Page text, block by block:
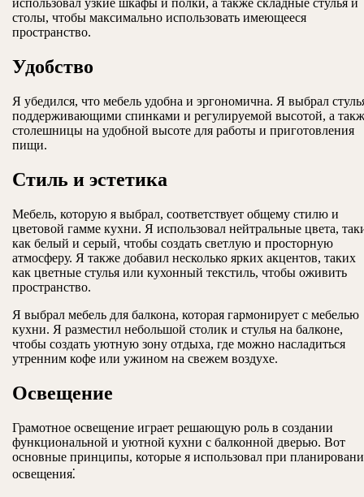
использовал узкие шкафы и полки, а также складные стулья и
столы, чтобы максимально использовать имеющееся
пространство.
Удобство
Я убедился, что мебель удобна и эргономична. Я выбрал
поддерживающими спинками и регулируемой высотой, а
столешницы на удобной высоте для работы и приготовления
пищи.
Стиль и эстетика
Мебель, которую я выбрал, соответствует общему стилю и
цветовой гамме кухни. Я использовал нейтральные цвета,
как белый и серый, чтобы создать светлую и просторную
атмосферу. Я также добавил несколько ярких акцентов, таких
как цветные стулья или кухонный текстиль, чтобы оживить
пространство.
Я выбрал мебель для балкона, которая гармонирует с мебелью
кухни. Я разместил небольшой столик и стулья на балконе,
чтобы создать уютную зону отдыха, где можно насладиться
утренним кофе или ужином на свежем воздухе.
Освещение
Грамотное освещение играет решающую роль в создании
функциональной и уютной кухни с балконной дверью. Вот
основные принципы, которые я использовал при
освещения⁚